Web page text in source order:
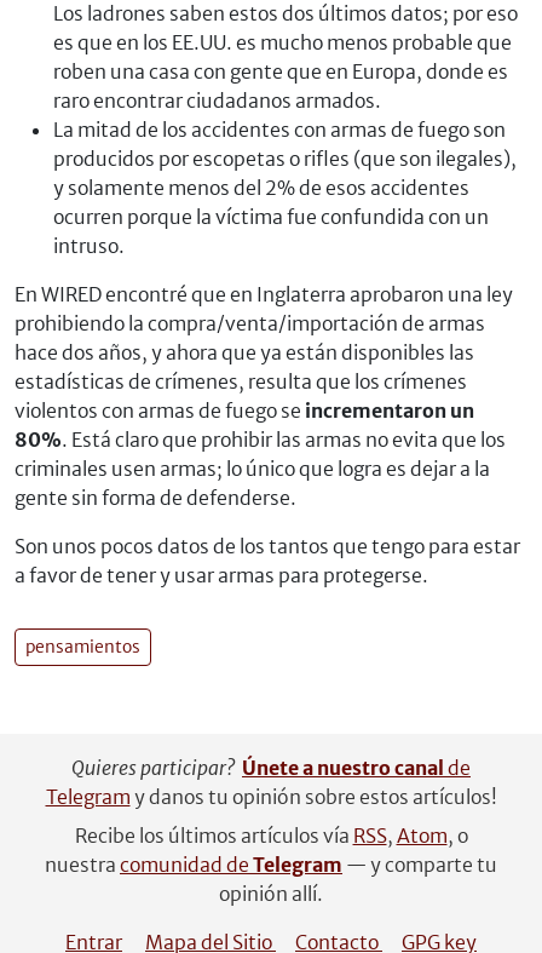
Los ladrones saben estos dos últimos datos; por eso
es que en los EE.UU. es mucho menos probable que
roben una casa con gente que en Europa, donde es
raro encontrar ciudadanos armados.
La mitad de los accidentes con armas de fuego son
producidos por escopetas o rifles (que son ilegales),
y solamente menos del 2% de esos accidentes
ocurren porque la víctima fue confundida con un
intruso.
En WIRED encontré que en Inglaterra aprobaron una ley
prohibiendo la compra/venta/importación de armas
hace dos años, y ahora que ya están disponibles las
estadísticas de crímenes, resulta que los crímenes
violentos con armas de fuego se incrementaron un
80%. Está claro que prohibir las armas no evita que los
criminales usen armas; lo único que logra es dejar a la
gente sin forma de defenderse.
Son unos pocos datos de los tantos que tengo para estar
a favor de tener y usar armas para protegerse.
pensamientos
Quieres participar? Únete a nuestro canal de
Telegram y danos tu opinión sobre estos artículos!
Recibe los últimos artículos vía RSS, Atom, o
nuestra comunidad de Telegram — y comparte tu
opinión allí.
Entrar
Mapa del Sitio Contacto GPG key